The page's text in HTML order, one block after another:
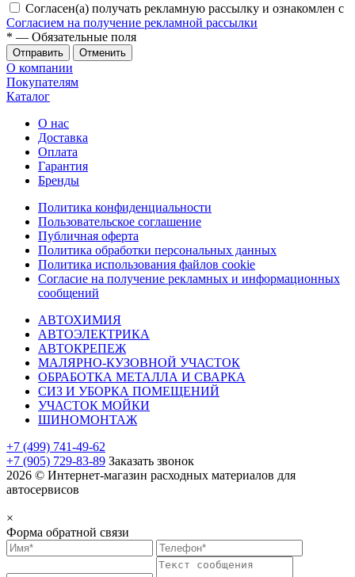
Согласен(а) получать рекламную рассылку и ознакомлен с
Согласием на получение рекламной рассылки
* — Обязательные поля
Отменить
О компании
Покупателям
Каталог
О нас
Доставка
Оплата
Гарантия
Бренды
Политика конфиденциальности
Пользовательское соглашение
Публичная оферта
Политика обработки персональных данных
Политика использования файлов cookie
Согласие на получение рекламных и информационных
сообщений
АВТОХИМИЯ
АВТОЭЛЕКТРИКА
АВТОКРЕПЕЖ
МАЛЯРНО-КУЗОВНОЙ УЧАСТОК
ОБРАБОТКА МЕТАЛЛА И СВАРКА
СИЗ И УБОРКА ПОМЕЩЕНИЙ
УЧАСТОК МОЙКИ
ШИНОМОНТАЖ
+7 (499) 741-49-62
+7 (905) 729-83-89 Заказать звонок
2026 © Интернет-магазин расходных материалов для
автосервисов
×
Форма обратной связи